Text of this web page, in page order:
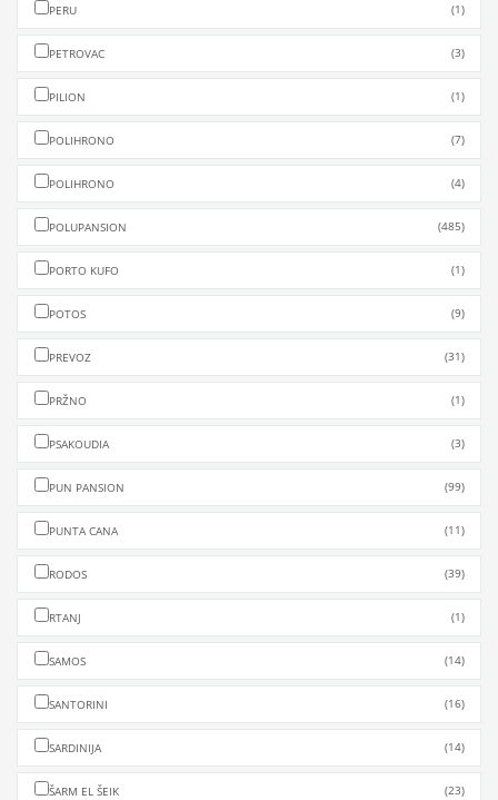
PERU (1)
PETROVAC (3)
PILION (1)
POLIHRONO (7)
POLIHRONO (4)
POLUPANSION (485)
PORTO KUFO (1)
POTOS (9)
PREVOZ (31)
PRŽNO (1)
PSAKOUDIA (3)
PUN PANSION (99)
PUNTA CANA (11)
RODOS (39)
RTANJ (1)
SAMOS (14)
SANTORINI (16)
SARDINIJA (14)
ŠARM EL ŠEIK (23)